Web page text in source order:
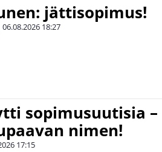
jättisopimus!
06.08.2026 18:27
sopimusuutisia –
nimen!
17:15